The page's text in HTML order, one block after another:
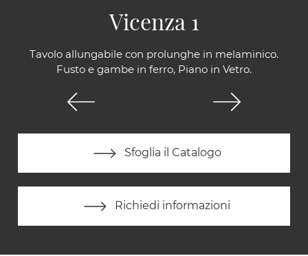
Tavolo allungabile con prolunghe in melaminico.
Fusto e gambe in ferro, Piano in Vetro.
Sfoglia il Catalogo
Richiedi informazioni
Vicenza 1